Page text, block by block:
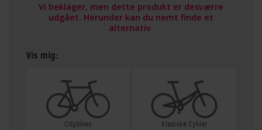
Vi beklager, men dette produkt er desværre
udgået. Herunder kan du nemt finde et
alternativ.
Vis mig:
Citybikes Klasiske Cykler